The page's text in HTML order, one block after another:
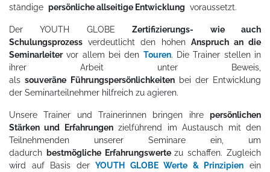
ständige persönliche allseitige Entwicklung voraussetzt.
Der YOUTH GLOBEZertifizierungs- wie auch
Schulungsprozess verdeutlicht den hohen Anspruch an die
Seminarleitervor allem bei den Touren. Die Trainer stellen in
ihrer Arbeit unter Beweis,
als souveräne Führungspersönlichkeiten bei der Entwicklung
der Seminarteilnehmer hilfreich zu agieren.
Unsere Trainer und Trainerinnen bringen ihre persönlichen
Stärken und Erfahrungenzielführend im Austausch mit den
Teilnehmenden unserer Seminare ein, um
dadurch bestmögliche Erfahrungswertezu schaffen. Zugleich
wird auf Basis der YOUTH GLOBE Werte & Prinzipien
ein